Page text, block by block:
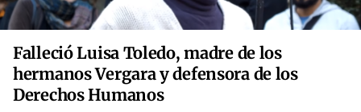
Falleció Luisa Toledo, madre de los
hermanos Vergara y defensora de los
Derechos Humanos